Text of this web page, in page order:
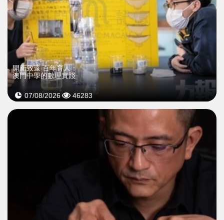
開新致遠 百年育人：
澳門中學的數理實踐
07/08/2026 46283